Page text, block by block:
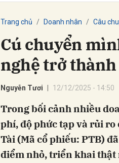
Trang chủ Doanh nhân Câu
Cú chuyển
nghệ trở
Nguyễn Tươi 12/12/2025 - 14:50
Trong bối cảnh nhiều
phí, độ phức tạp và rủi ro
Tài (Mã cổ phiếu: PTB)
điểm nhỏ, triển khai thật